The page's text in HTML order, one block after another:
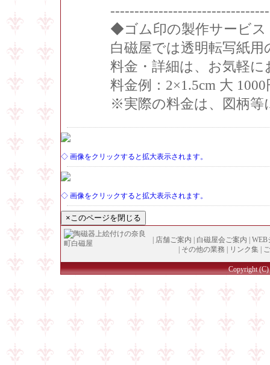
◆ゴム印の製作サービス
白磁屋では透明転写紙
料金・詳細は、お気軽
料金例：2×1.5cm 大 1000
※実際の料金は、図柄等
◇ 画像をクリックすると拡大表示されます。
◇ 画像をクリックすると拡大表示されます。
店舗ご案内 白磁屋会ご案内
WEB
その他の業務 リンク集
Copyright (C)